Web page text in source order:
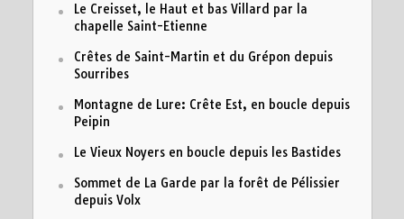
Le Creisset, le Haut et bas Villard par la
chapelle Saint-Etienne
Crêtes de Saint-Martin et du Grépon depuis
Sourribes
Montagne de Lure: Crête Est, en boucle depuis
Peipin
Le Vieux Noyers en boucle depuis les Bastides
Sommet de La Garde par la forêt de Pélissier
depuis Volx